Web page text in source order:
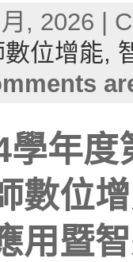
, 2026 |
位增能,
學年度
數位
用暨